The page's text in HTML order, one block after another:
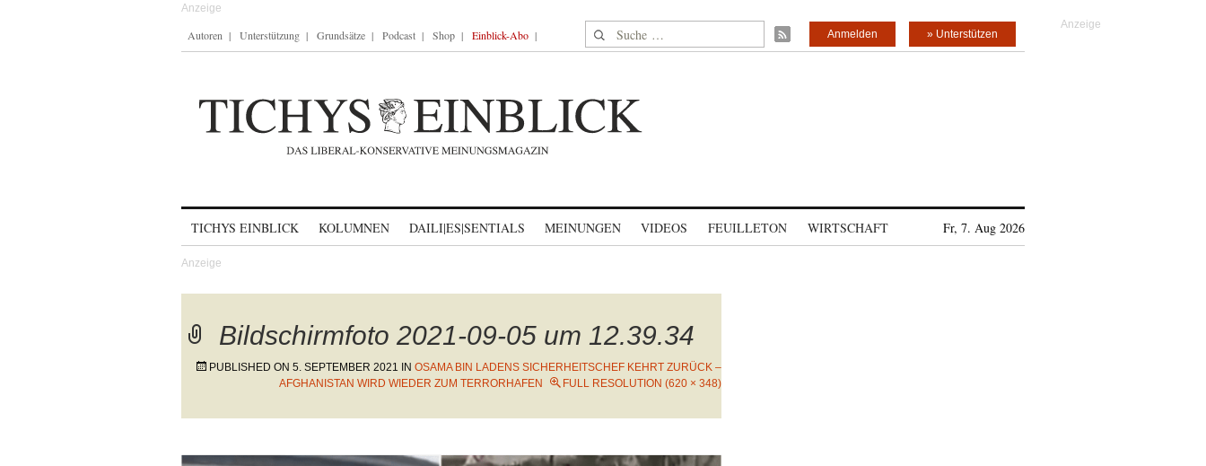
Autoren Unterstützung Grundsätze Podcast Shop Einblick-Abo Suche nach: » Unterstützen
Anmelden
TICHYS EINBLICK KOLUMNEN DAILI|ES|SENTIALS MEINUNGEN VIDEOS FEUILLETON WIRTSCHAFT Fr, 7. Aug 2026
Bildschirmfoto 2021-09-05 um 12.39.34
PUBLISHED ON 5. SEPTEMBER 2021 IN OSAMA BIN LADENS SICHERHEITSCHEF KEHRT ZURÜCK –
AFGHANISTAN WIRD WIEDER ZUM TERRORHAFEN
FULL RESOLUTION (620 × 348)